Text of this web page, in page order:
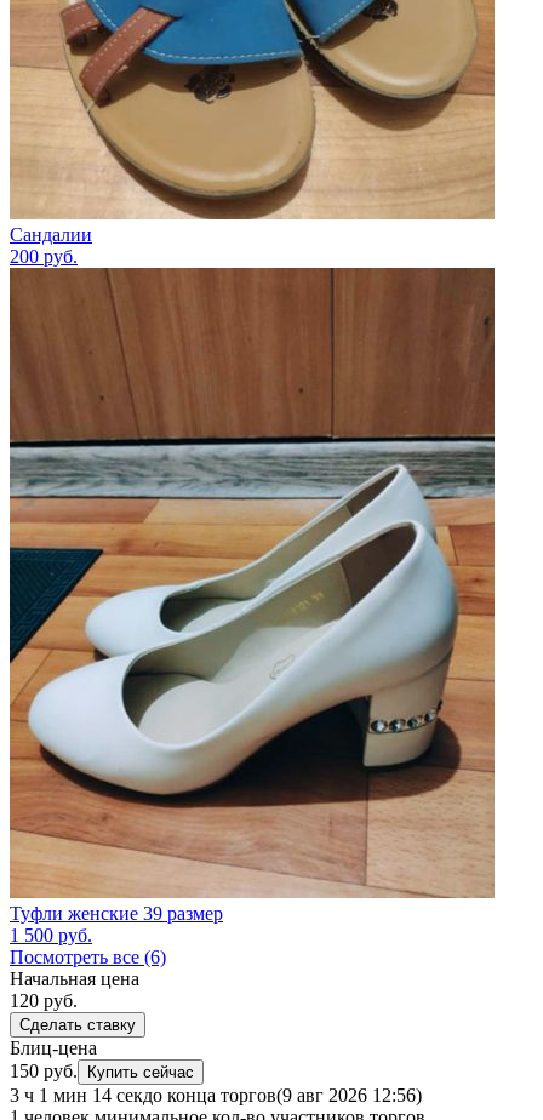
Сандалии
200 руб.
Туфли женские 39 размер
1 500 руб.
Посмотреть все (6)
Начальная цена
120 руб.
Сделать ставку
Блиц-цена
150 руб.
Купить сейчас
3 ч 1 мин 14 секдо конца торгов(9 авг 2026 12:56)